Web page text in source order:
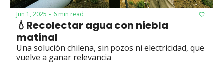
Jun 1, 2025 • 6 min read
💧Recolectar agua con niebla
matinal
Una solución chilena, sin pozos ni electricidad, que
vuelve a ganar relevancia